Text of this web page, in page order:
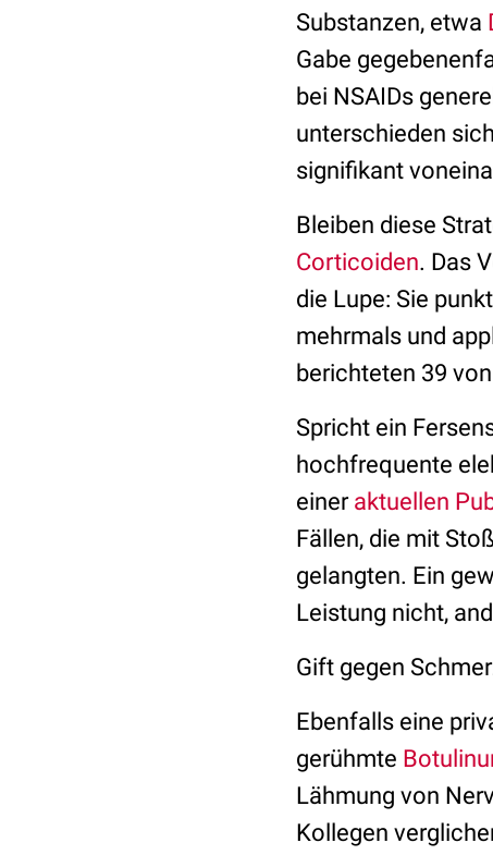
Substanzen, etwa
Gabe
bei NSAIDs
unterschieden sich
signifikant
Bleiben diese
Corticoiden. Das
die Lupe: Sie
mehrmals und
berichteten 39
Spricht ein
hochfrequente
einer aktuellen
Fällen, die mit
gelangten. Ein
Leistung nicht,
Gift gegen
Ebenfalls eine
gerühmte
Lähmung von
Kollegen